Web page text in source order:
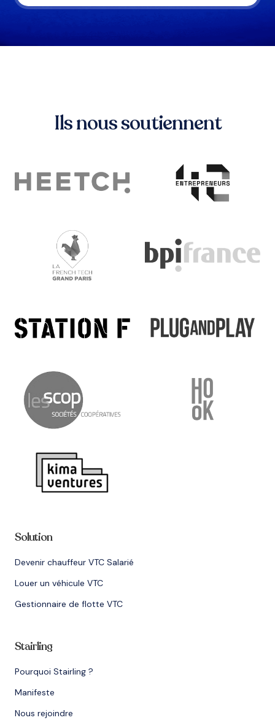
Ils nous soutiennent
Solution
Devenir chauffeur VTC Salarié
Louer un véhicule VTC
Gestionnaire de flotte VTC
Stairling
Pourquoi Stairling ?
Manifeste
Nous rejoindre